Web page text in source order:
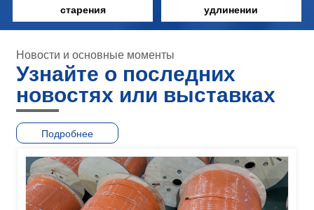
старения
удлинении
Новости и основные моменты
Узнайте о последних
новостях или выставках
Подробнее